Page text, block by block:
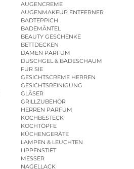
AUGENCREME
AUGENMAKEUP ENTFERNER
BADTEPPICH
BADEMÄNTEL
BEAUTY GESCHENKE
BETTDECKEN
DAMEN PARFUM
DUSCHGEL & BADESCHAUM
FÜR SIE
GESICHTSCREME HERREN
GESICHTSREINIGUNG
GLÄSER
GRILLZUBEHÖR
HERREN PARFUM
KOCHBESTECK
KOCHTÖPFE
KÜCHENGERÄTE
LAMPEN & LEUCHTEN
LIPPENSTIFT
MESSER
NAGELLACK